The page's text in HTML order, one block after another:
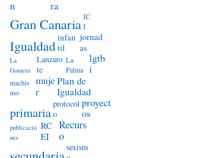
n
ra
Gran Canaria IC
I
Igualdad
infan
til
jornad
as
La
Gomera
Lanzaro
te
La
Palma
lgtb
i
machis
mo
muje
r
Plan de
Igualdad
primaria
protocol
o
proyect
os
publicacio
nes
RC
EI
Recurs
o
sexism